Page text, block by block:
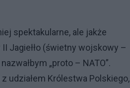
spektakularne, ale jakże
Jagiełło (świetny wojskowy –
„proto – NATO”.
udziałem Królestwa Polskiego,